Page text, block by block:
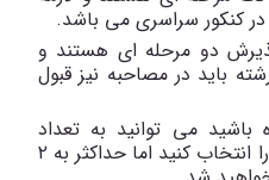
کنکور سراسری می باشد.
دو مرحله ای هستند و
باید در مصاحبه نیز قبول
می توانید به تعداد
نامحدود رشته های نیمه متمرکز را انتخاب کنید اما حداکثر به ۲